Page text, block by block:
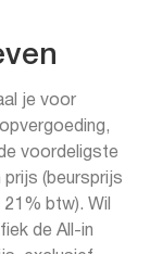
je voor
voordeligste
(beursprijs
btw). Wil
de All-in